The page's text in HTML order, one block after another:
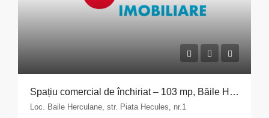
Spațiu comercial de închiriat – 103 mp, Băile Herculane
Loc. Baile Herculane, str. Piata Hecules, nr.1